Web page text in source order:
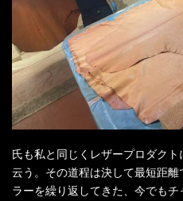
氏も私と同じくレザープロダク
云う。その道程は決して最短距
ラーを繰り返してきた、今でも